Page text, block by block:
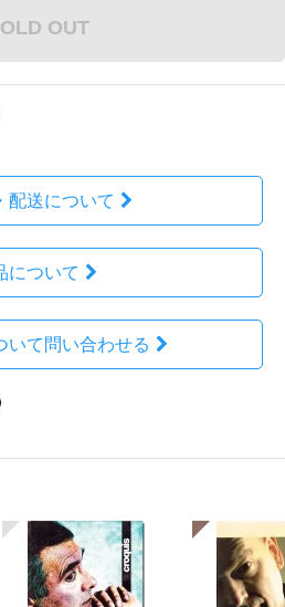
OUT
配送について
について
いて問い合わせる